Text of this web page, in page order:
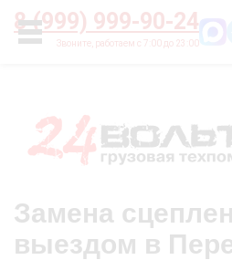
8 (999) 999-90-24
Главная О нас Цены
Замена
выездом в